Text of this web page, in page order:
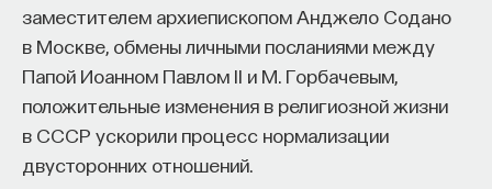
заместителем архиепископом Анджело Содано
в Москве, обмены личными посланиями между
Папой Иоанном Павлом II и М. Горбачевым,
положительные изменения в религиозной жизни
в СССР ускорили процесс нормализации
двусторонних отношений.